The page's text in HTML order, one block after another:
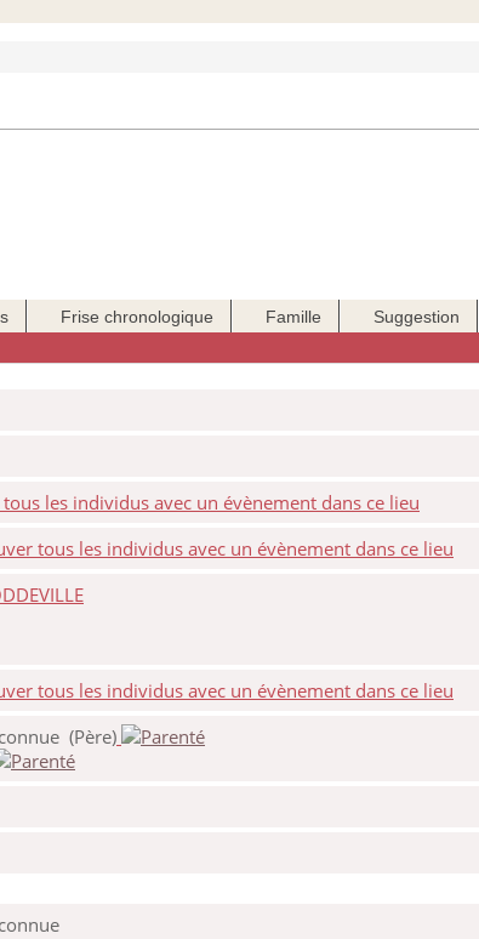
Frise chronologique Famille Suggestion
(Père)